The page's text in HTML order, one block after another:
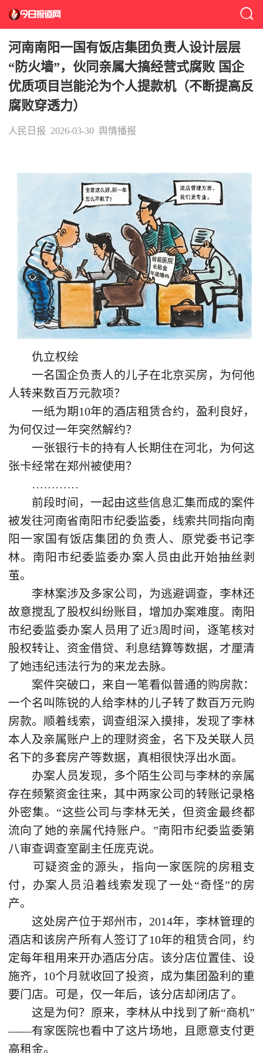
河南南阳一国有饭店集团负责人设计层层
“防火墙”，伙同亲属大搞经营式腐败 国企
优质项目岂能沦为个人提款机（不断提高反
腐败穿透力）
人民日报 2026-03-30 舆情播报
仇立权绘
一名国企负责人的儿子在北京买房，为何他
人转来数百万元款项？
一纸为期10年的酒店租赁合约，盈利良好，
为何仅过一年突然解约？
一张银行卡的持有人长期住在河北，为何这
张卡经常在郑州被使用？
…………
前段时间，一起由这些信息汇集而成的案件
被发往河南省南阳市纪委监委，线索共同指向南
阳一家国有饭店集团的负责人、原党委书记李
林。南阳市纪委监委办案人员由此开始抽丝剥
茧。
李林案涉及多家公司，为逃避调查，李林还
故意搅乱了股权纠纷账目，增加办案难度。南阳
市纪委监委办案人员用了近3周时间，逐笔核对
股权转让、资金借贷、利息结算等数据，才厘清
了她违纪违法行为的来龙去脉。
案件突破口，来自一笔看似普通的购房款：
一个名叫陈锐的人给李林的儿子转了数百万元购
房款。顺着线索，调查组深入摸排，发现了李林
本人及亲属账户上的理财资金，名下及关联人员
名下的多套房产等数据，真相很快浮出水面。
办案人员发现，多个陌生公司与李林的亲属
存在频繁资金往来，其中两家公司的转账记录格
外密集。“这些公司与李林无关，但资金最终都
流向了她的亲属代持账户。”南阳市纪委监委第
八审查调查室副主任庞克说。
可疑资金的源头，指向一家医院的房租支
付，办案人员沿着线索发现了一处“奇怪”的房
产。
这处房产位于郑州市，2014年，李林管理的
酒店和该房产所有人签订了10年的租赁合同，约
定每年租用来开办酒店分店。该分店位置佳、设
施齐，10个月就收回了投资，成为集团盈利的重
要门店。可是，仅一年后，该分店却闭店了。
这是为何？原来，李林从中找到了新“商机”
——有家医院也看中了这片场地，且愿意支付更
高租金。